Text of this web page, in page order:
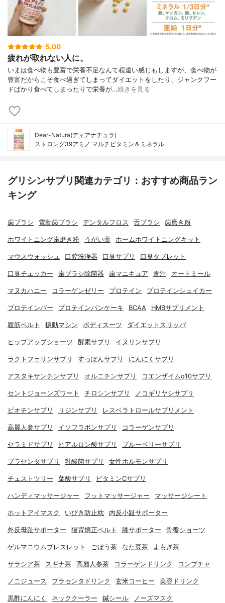
5.00
疲れが取れない人に。
いまは食べ物も豊富で栄養不足なんて程遠い感じもしますが、食べ物が
豊富だからこそ食べ過ぎてしまってダイエットをしたり、ジャンクフー
ドばかり食べてしまったりで栄養が…続きを見る
Dear-Natura(ディアナチュラ)
ストロング39アミノ マルチビタミン＆ミネラル
グリシンサプリ関連カテゴリ：おすすめ商品ラン
キング
歯ブラシ 電動歯ブラシ デンタルフロス 舌ブラシ 歯磨き粉
ホワイトニング歯磨き粉 うがい薬 ホームホワイトニングキット
マウスウォッシュ 口腔洗浄器 口臭サプリ 口臭タブレット
口臭チェッカー 歯ブラシ除菌器 歯マニキュア 青汁 オートミール
マヌカハニー コラーゲンゼリー プロテイン プロテインシェイカー
プロテインバー プロテインパンケーキ BCAA HMBサプリメント
腹筋ベルト 振動マシン ボディスーツ ダイエットスリッパ
ヒップアップショーツ 酵素サプリ イヌリンサプリ
ラクトフェリンサプリ すっぽんサプリ にんにくサプリ
アスタキサンチンサプリ オルニチンサプリ コエンザイムq10サプリ
セントジョーンズワート チロシンサプリ ノコギリヤシサプリ
ビオチンサプリ リジンサプリ レスベラトロールサプリメント
高麗人参サプリ イソフラボンサプリ コラーゲンサプリ
セラミドサプリ ヒアルロン酸サプリ ブルーベリーサプリ
プラセンタサプリ 乳酸菌サプリ 女性ホルモンサプリ
チェストツリー 葉酸サプリ ビタミンCサプリ
ハンディマッサージャー フットマッサージャー マッサージシート
ホットアイマスク いびき防止枕 内反小趾サポーター
外反母趾サポーター 猫背矯正ベルト 膝サポーター 骨盤ショーツ
ゲルマニウムブレスレット ごぼう茶 なた豆茶 よもぎ茶
サラシア茶 スギナ茶 高麗人参茶 コラーゲンドリンク コンブチャ
ノニジュース プラセンタドリンク 玄米コーヒー 美容ドリンク
黒酢にんにく ネッククーラー 鍼シール ノーズマスク